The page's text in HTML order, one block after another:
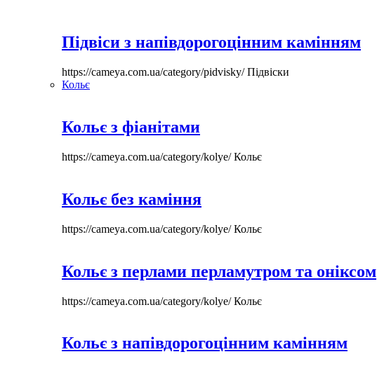
Підвіси з напівдорогоцінним камінням
https://cameya.com.ua/category/pidvisky/Підвіски
Кольє
Кольє з фіанітами
https://cameya.com.ua/category/kolye/Кольє
Кольє без каміння
https://cameya.com.ua/category/kolye/Кольє
Кольє з перлами перламутром та оніксом
https://cameya.com.ua/category/kolye/Кольє
Кольє з напівдорогоцінним камінням